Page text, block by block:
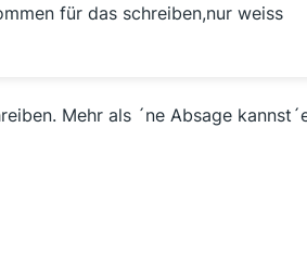
für das schreiben,nur weiss
Mehr als ´ne Absage